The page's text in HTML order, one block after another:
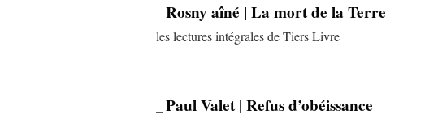
Rosny aîné | La mort de la Terre
les lectures intégrales de Tiers Livre
Paul Valet | Refus d’obéissance